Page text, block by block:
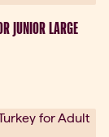
JUNIOR LARGE